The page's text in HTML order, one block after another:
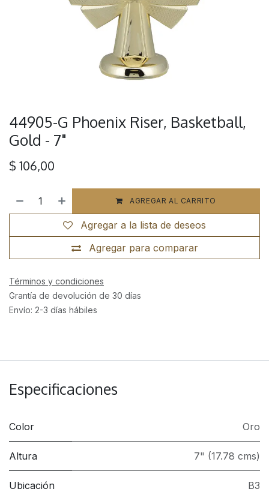
44905-G Phoenix Riser, Basketball,
Gold - 7"
$ 106,00
AGREGAR AL CARRITO
Agregar para comparar
Agregar a la lista de deseos
Términos y condiciones
Grantía de devolución de 30 días
Envío: 2-3 días hábiles
Especificaciones
Color Oro
Altura 7" (17.78 cms)
Ubicación B3